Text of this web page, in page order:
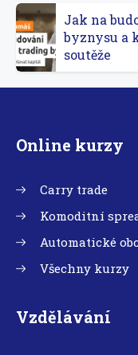
Jak na
byznysu a
soutěže
Online kurzy
Carry trade
Komoditní
Automatické
Všechny kurzy
Vzdělávání